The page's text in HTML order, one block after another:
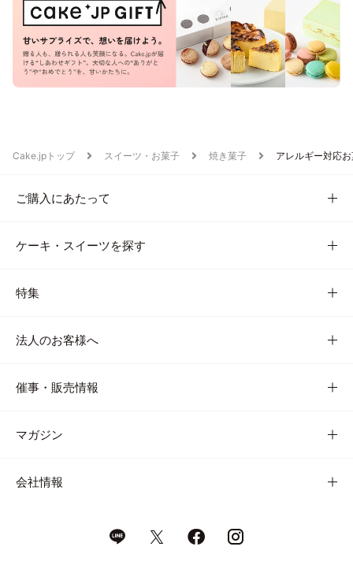
Cake.jpトップ スイーツ・お菓子 焼き菓子 アレルギー対応
ご購入にあたって
ケーキ・スイーツを探す
特集
法人のお客様へ
催事・販売情報
マガジン
会社情報